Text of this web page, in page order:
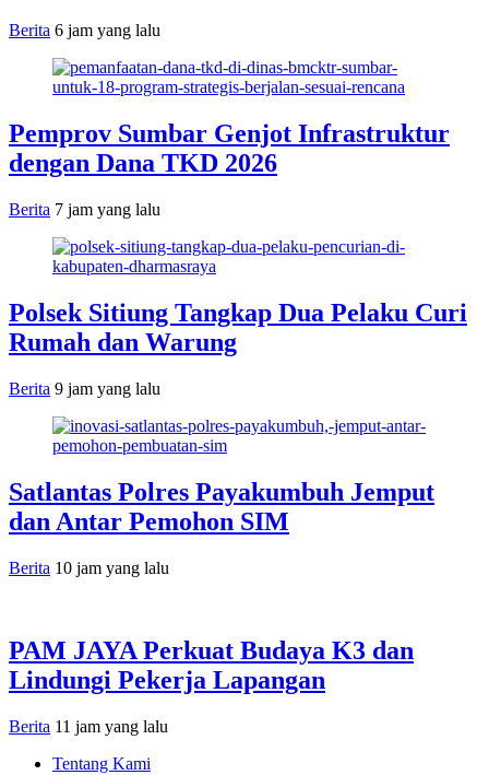
Berita 6 jam yang lalu
Pemprov Sumbar Genjot Infrastruktur
dengan Dana TKD 2026
Berita 7 jam yang lalu
Polsek Sitiung Tangkap Dua Pelaku Curi
Rumah dan Warung
Berita 9 jam yang lalu
Satlantas Polres Payakumbuh Jemput
dan Antar Pemohon SIM
Berita 10 jam yang lalu
PAM JAYA Perkuat Budaya K3 dan
Lindungi Pekerja Lapangan
Berita 11 jam yang lalu
Tentang Kami